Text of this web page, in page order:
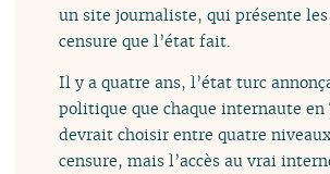
un site journaliste, qui présente
censure que l’état fait.
Il y a quatre ans, l’état turc
politique que chaque internaute en
devrait choisir entre quatre
censure, mais l’accès au vrai